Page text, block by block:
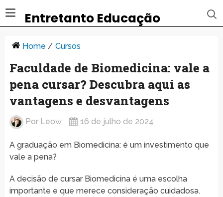
Entretanto Educação
Home / Cursos
Faculdade de Biomedicina: vale a
pena cursar? Descubra aqui as
vantagens e desvantagens
Por Leow 16 de julho de 2024
A graduação em Biomedicina: é um investimento que
vale a pena?
A decisão de cursar Biomedicina é uma escolha
importante e que merece consideração cuidadosa.